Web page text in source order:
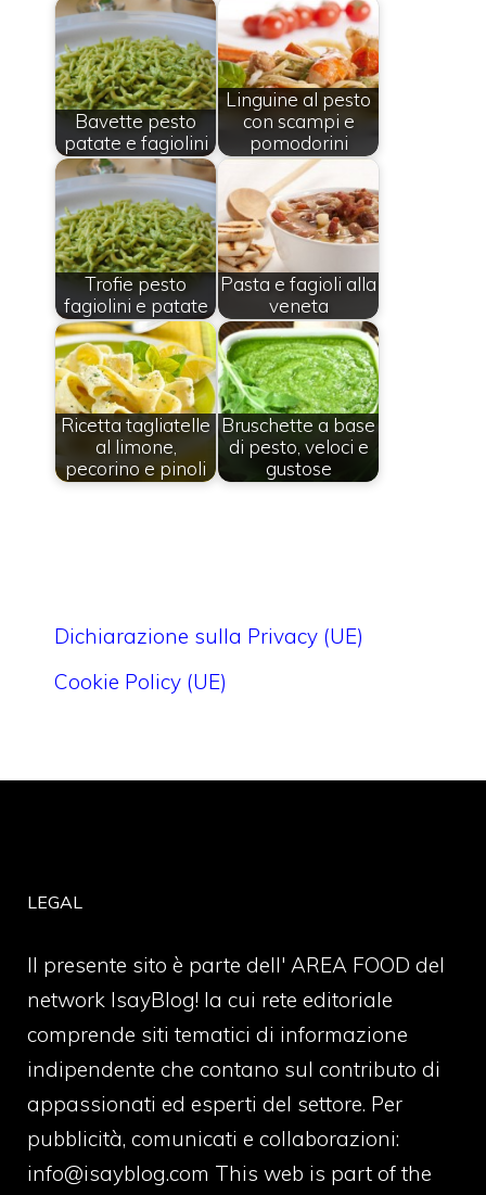
Bavette pesto
patate e fagiolini
Linguine al pesto
con scampi e
pomodorini
Trofie pesto
fagiolini e patate
Pasta e fagioli alla
veneta
Ricetta tagliatelle
al limone,
pecorino e pinoli
Bruschette a base
di pesto, veloci e
gustose
Dichiarazione sulla Privacy (UE)
Cookie Policy (UE)
LEGAL
Il presente sito è parte dell' AREA FOOD del
network IsayBlog! la cui rete editoriale
comprende siti tematici di informazione
indipendente che contano sul contributo di
appassionati ed esperti del settore. Per
pubblicità, comunicati e collaborazioni:
info@isayblog.com This web is part of the